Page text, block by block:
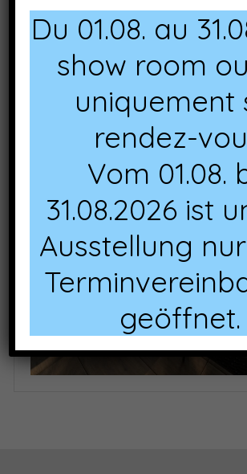
Du 01.08. au
show room
uniquement
rendez-
Vom 01.08.
31.08.2026 ist
Ausstellung
geöffnet.